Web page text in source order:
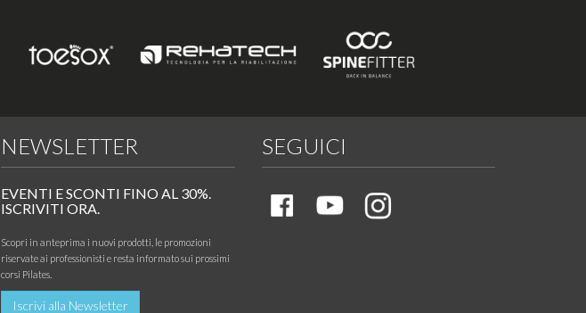
NEWSLETTER
EVENTI E SCONTI FINO AL 30%.
ISCRIVITI ORA.
Scopri in anteprima i nuovi prodotti, le promozioni
riservate ai professionisti e resta informato sui prossimi
corsi Pilates.
Iscrivi alla Newsletter
SEGUICI